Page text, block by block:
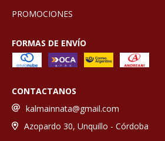
PROMOCIONES
FORMAS DE ENVÍO
CONTACTANOS
kalmainnata@gmail.com
Azopardo 30, Unquillo - Córdoba